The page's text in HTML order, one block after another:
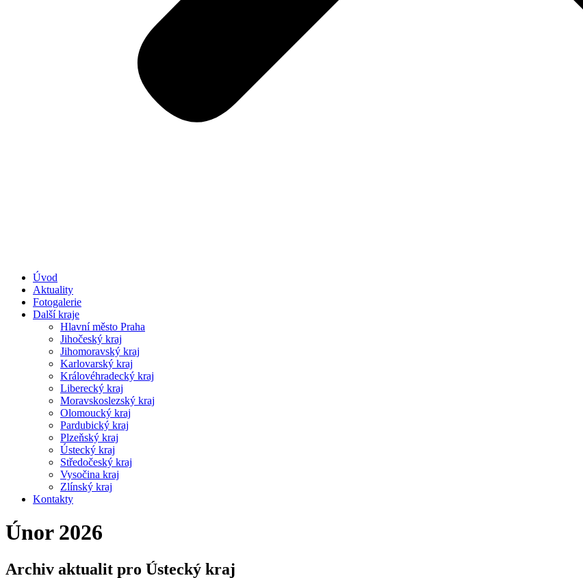
Úvod
Aktuality
Fotogalerie
Další kraje
Hlavní město Praha
Jihočeský kraj
Jihomoravský kraj
Karlovarský kraj
Královéhradecký kraj
Liberecký kraj
Moravskoslezský kraj
Olomoucký kraj
Pardubický kraj
Plzeňský kraj
Ústecký kraj
Středočeský kraj
Vysočina kraj
Zlínský kraj
Kontakty
Únor 2026
Archiv aktualit pro Ústecký kraj